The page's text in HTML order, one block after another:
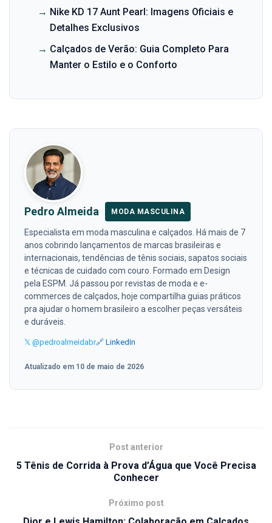
→ Nike KD 17 Aunt Pearl: Imagens Oficiais e
Detalhes Exclusivos
→ Calçados de Verão: Guia Completo Para
Manter o Estilo e o Conforto
Pedro Almeida MODA MASCULINA
Especialista em moda masculina e calçados. Há mais de 7
anos cobrindo lançamentos de marcas brasileiras e
internacionais, tendências de tênis sociais, sapatos sociais
e técnicas de cuidado com couro. Formado em Design
pela ESPM. Já passou por revistas de moda e e-
commerces de calçados, hoje compartilha guias práticos
pra ajudar o homem brasileiro a escolher peças versáteis
e duráveis.
𝕏 @pedroalmeidabr🔗 LinkedIn
Atualizado em 10 de maio de 2026
Post anterior
5 Tênis de Corrida à Prova d’Água que Você Precisa
Conhecer
Próximo post